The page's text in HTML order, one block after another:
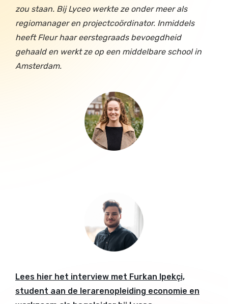
zou staan. Bij Lyceo werkte ze onder meer als
regiomanager en projectcoördinator. Inmiddels
heeft Fleur haar eerstegraads bevoegdheid
gehaald en werkt ze op een middelbare school in
Amsterdam.
Lees hier het interview met Furkan Ipekçi,
student aan de lerarenopleiding economie en